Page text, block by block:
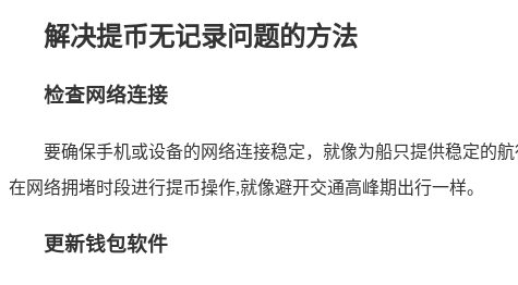
解决提币无记录问题的方法
检查网络连接
要确保手机或设备的网络连接稳定，就像为船只提供稳定的
在网络拥堵时段进行提币操作,就像避开交通高峰期出行一样。
更新钱包软件